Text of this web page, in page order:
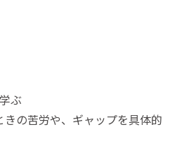
ぶ
の苦労や、ギャップを具体的